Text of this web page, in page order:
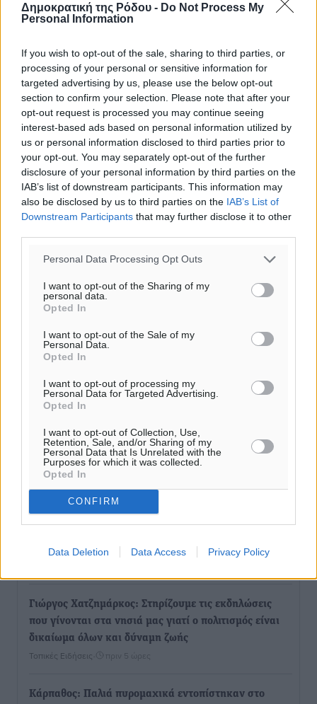
Δημοκρατική της Ρόδου - Do Not Process My
Personal Information
If you wish to opt-out of the sale, sharing to third parties, or
processing of your personal or sensitive information for
targeted advertising by us, please use the below opt-out
section to confirm your selection. Please note that after your
opt-out request is processed you may continue seeing
interest-based ads based on personal information utilized by
us or personal information disclosed to third parties prior to
your opt-out. You may separately opt-out of the further
disclosure of your personal information by third parties on the
IAB’s list of downstream participants. This information may
also be disclosed by us to third parties on the IAB’s List of
Downstream Participants that may further disclose it to other
Personal Data Processing Opt Outs
I want to opt-out of the Sharing of my
personal data.
Opted In
I want to opt-out of the Sale of my
Personal Data.
Opted In
I want to opt-out of processing my
Personal Data for Targeted Advertising.
Opted In
I want to opt-out of Collection, Use,
Retention, Sale, and/or Sharing of my
Personal Data that Is Unrelated with the
Purposes for which it was collected.
Opted In
CONFIRM
Data Deletion Data Access Privacy Policy
Ροή ειδήσεων
ιερό Ναό του Αγίου Νικολάου Παστίδας Μιχαήλ
Καψάλης
Τοπικές Ειδήσεις πριν 1 ώρα
της ΔΕΘ
Ειδήσεις• πριν 3 ώρες
Από την παράδοση της Ρόδου στα ερευνητικά
εργαστήρια: Το μελεκούνι αποκτά διεθνές
επιστημονικό ενδιαφέρον
Πολιτιστικά• πριν 3 ώρες
Σεπτέμβριο η Όλγα Κεφαλογιάννη
Γιώργος Χατζημάρκος: Στηρίζουμε τις εκδηλώσεις
που γίνονται στα νησιά μας γιατί ο πολιτισμός είναι
δικαίωμα όλων και δύναμη ζωής
Τοπικές Ειδήσεις πριν 5 ώρες
Κάρπαθος: Παλιά πυρομαχικά εντοπίστηκαν στο